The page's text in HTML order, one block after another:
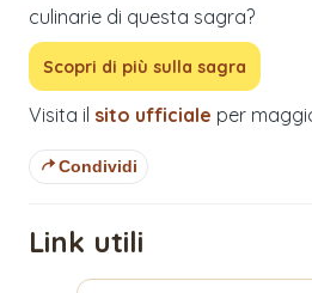
culinarie di questa sagra?
Scopri di più sulla sagra
Visita il sito ufficiale per
Condividi
Link utili